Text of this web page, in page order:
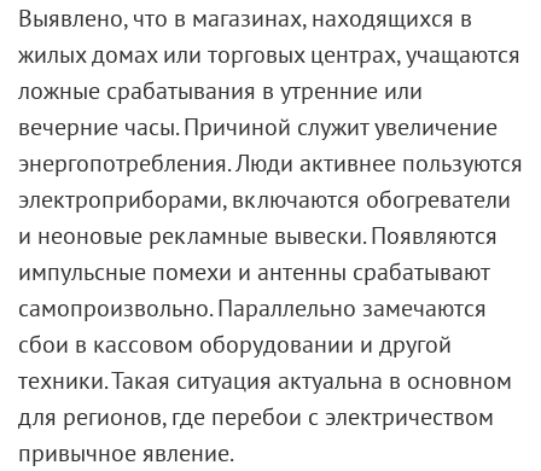
Выявлено, что в магазинах, находящихся в
жилых домах или торговых центрах, учащаются
ложные срабатывания в утренние или
вечерние часы. Причиной служит увеличение
энергопотребления. Люди активнее пользуются
электроприборами, включаются обогреватели
и неоновые рекламные вывески. Появляются
импульсные помехи и антенны срабатывают
самопроизвольно. Параллельно замечаются
сбои в кассовом оборудовании и другой
техники. Такая ситуация актуальна в основном
для регионов, где перебои с электричеством
привычное явление.